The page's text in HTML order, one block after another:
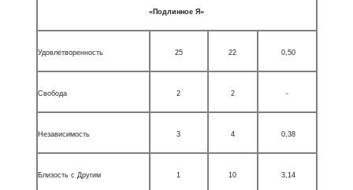
«Подлинное Я»
Удовлетворенность 25 22 0,50
Свобода 2 2 -
Независимость 3 4 0,38
Близость с Другим 1 10 3,14